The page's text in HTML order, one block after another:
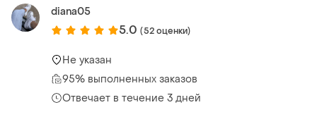
diana05
5.0 (52 оценки)
Не указан
95% выполненных заказов
Отвечает в течение 3 дней